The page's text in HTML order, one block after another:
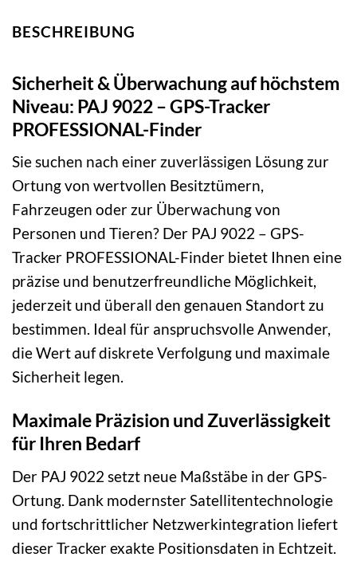
BESCHREIBUNG
Sicherheit & Überwachung auf höchstem
Niveau: PAJ 9022 – GPS-Tracker
PROFESSIONAL-Finder
Sie suchen nach einer zuverlässigen Lösung zur
Ortung von wertvollen Besitztümern,
Fahrzeugen oder zur Überwachung von
Personen und Tieren? Der PAJ 9022 – GPS-
Tracker PROFESSIONAL-Finder bietet Ihnen eine
präzise und benutzerfreundliche Möglichkeit,
jederzeit und überall den genauen Standort zu
bestimmen. Ideal für anspruchsvolle Anwender,
die Wert auf diskrete Verfolgung und maximale
Sicherheit legen.
Maximale Präzision und Zuverlässigkeit
für Ihren Bedarf
Der PAJ 9022 setzt neue Maßstäbe in der GPS-
Ortung. Dank modernster Satellitentechnologie
und fortschrittlicher Netzwerkintegration liefert
dieser Tracker exakte Positionsdaten in Echtzeit.